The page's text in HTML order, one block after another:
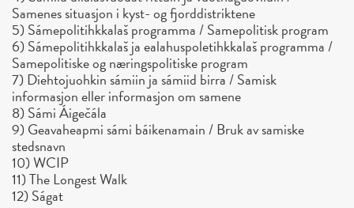
Samenes situasjon i kyst- og fjorddistriktene
5) Sámepolitihkkalaš programma / Samepolitisk program
6) Sámepolitihkkalaš ja ealahuspoletihkkalaš programma /
Samepolitiske og næringspolitiske program
7) Diehtojuohkin sámiin ja sámiid birra / Samisk
informasjon eller informasjon om samene
8) Sámi Áigečála
9) Geavaheapmi sámi báikenamain / Bruk av samiske
stedsnavn
10) WCIP
11) The Longest Walk
12) Ságat